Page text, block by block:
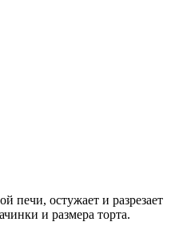
печи, остужает и разрезает
и размера торта.